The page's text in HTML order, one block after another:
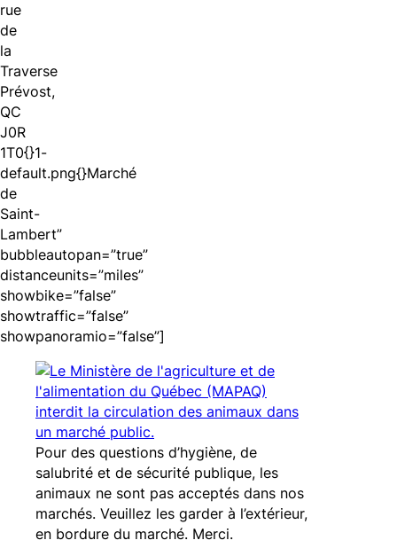
rue
de
la
Traverse
Prévost,
QC
J0R
1T0{}1-
default.png{}Marché
de
Saint-
Lambert”
bubbleautopan=”true”
distanceunits=”miles”
showbike=”false”
showtraffic=”false”
showpanoramio=”false”]
Pour des questions d’hygiène, de
salubrité et de sécurité publique, les
animaux ne sont pas acceptés dans nos
marchés. Veuillez les garder à l’extérieur,
en bordure du marché. Merci.